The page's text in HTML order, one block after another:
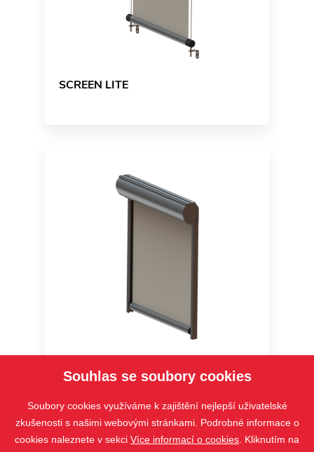
SCREEN LITE
Souhlas se soubory cookies
Soubory cookies využíváme k zajištění nejlepší uživatelské
zkušenosti s našimi webovými stránkami. Podrobné informace o
cookies naleznete v sekci Více informací o cookies . Kliknutím na